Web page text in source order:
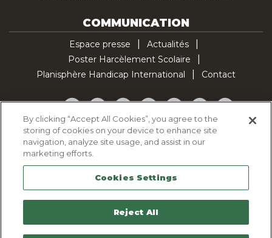
COMMUNICATION
Espace presse
Actualités
Poster Harcèlement Scolaire
Planisphère Handicap International
Contact
Facebook
TwitterYouTubePinterestInstagramLinkedInTikTok
Politique d'utilisation des cookies
Politique de confidentialité
Mentions légales
Plan du site
Contactez-nous
By clicking “Accept All Cookies”, you agree to the
storing of cookies on your device to enhance site
navigation, analyze site usage, and assist in our
marketing efforts.
Cookies Settings
Reject All